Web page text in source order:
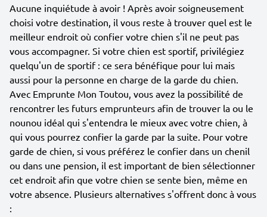
Aucune inquiétude à avoir ! Après avoir soigneusement
choisi votre destination, il vous reste à trouver quel est le
meilleur endroit où confier votre chien s'il ne peut pas
vous accompagner. Si votre chien est sportif, privilégiez
quelqu'un de sportif : ce sera bénéfique pour lui mais
aussi pour la personne en charge de la garde du chien.
Avec Emprunte Mon Toutou, vous avez la possibilité de
rencontrer les futurs emprunteurs afin de trouver la ou le
nounou idéal qui s'entendra le mieux avec votre chien, à
qui vous pourrez confier la garde par la suite. Pour votre
garde de chien, si vous préférez le confier dans un chenil
ou dans une pension, il est important de bien sélectionner
cet endroit afin que votre chien se sente bien, même en
votre absence. Plusieurs alternatives s'offrent donc à vous
: